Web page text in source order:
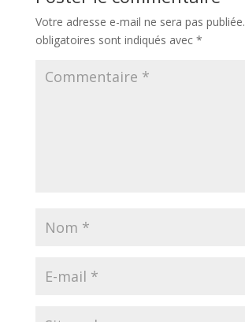
Votre adresse e-mail ne sera pas publiée.
obligatoires sont indiqués avec *